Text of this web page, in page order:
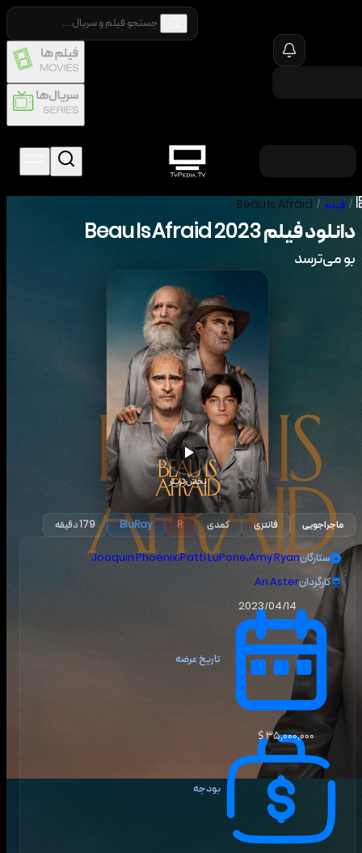
/ فیلم /
Beau Is Afraid
دانلود فیلم2023
Beau Is Afraid
بو می‌ترسد
پخش تریلر
ماجراجویی فانتزی کمدی R
BluRay 179 دقیقه
ستارگان Joaquin Phoenix،Patti LuPone،Amy Ryan
کارگردانAri Aster
تاریخ عرضه
2023/04/14
بودجه
۳۵٬۰۰۰٬۰۰۰ $